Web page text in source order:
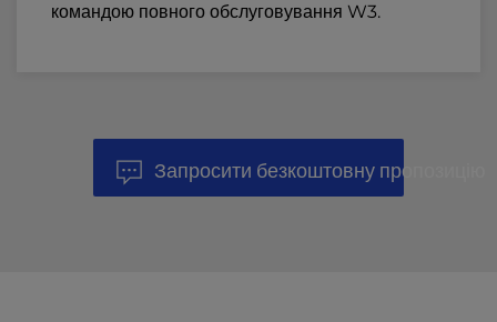
командою повного обслуговування W3.
Запросити безкоштовну пропозицію